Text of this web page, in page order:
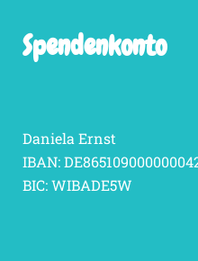
Spendenkonto
Daniela Ernst
IBAN:
BIC: WIBADE5W